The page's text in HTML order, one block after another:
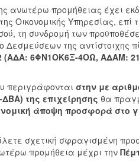
ανωτέρω προμήθειας έχει
Οικονομικής Υπηρεσίας,
τη συνδρομή των
Δεσμεύσεων της αντίστοιχης
(ΑΔΑ: 6ΦΝ1ΟΚ6Ξ-4ΟΩ, ΑΔΑΜ:
περιγράφονται στην με
της επιχείρησης θα
άποψη προσφορά στο
σχετική σφραγισμένη
προμήθεια μέχρι την